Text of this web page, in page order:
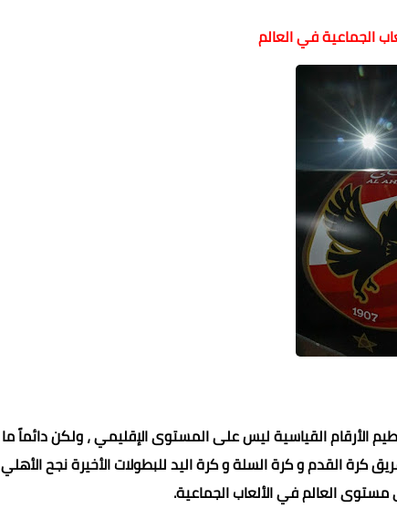
الجماعية في العالم
الأرقام القياسية ليس على المستوى الإقليمي ، ولكن دائماً ما
كرة القدم و كرة السلة و كرة اليد للبطولات الأخيرة نجح الأهلي
مستوى العالم في الألعاب الجماعية.
محمد ابو سيف
محمد ابو سيف
محمد ابو سيف
محمد ابو سيف